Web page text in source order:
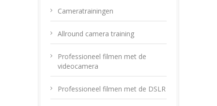
Cameratrainingen
Allround camera training
Professioneel filmen met de
videocamera
Professioneel filmen met de DSLR